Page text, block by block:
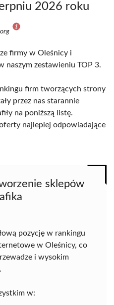
2026 roku
firmy w Oleśnicy i
naszym zestawieniu TOP 3.
firm tworzących strony
przez nas starannie
na poniższą listę.
najlepiej odpowiadające
sklepów
pozycję w rankingu
w Oleśnicy, co
i wysokim
w: